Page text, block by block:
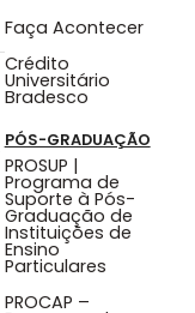
Faça Acontecer
Crédito
Universitário
Bradesco
PÓS-GRADUAÇÃO
PROSUP |
Programa de
Suporte à Pós-
Graduação de
Instituições de
Ensino
Particulares
PROCAP –